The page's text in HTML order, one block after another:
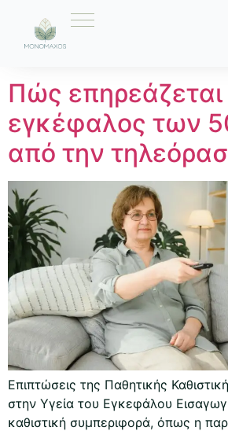
Ετικέτα:
Πώς επηρεάζεται
εγκέφαλος των
από την
Επιπτώσεις της Παθητικής
στην Υγεία του Εγκεφάλου
καθιστική συμπεριφορά, όπως η